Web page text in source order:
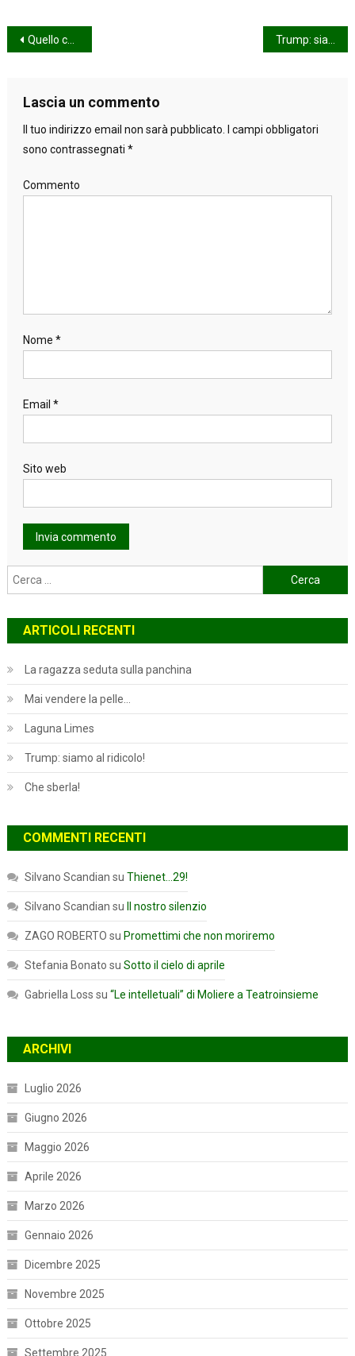
Navigazione
Quello che possiamp sapere
Lascia un commento
Il tuo indirizzo email non sarà pubblicato.
I campi obbligatori
sono contrassegnati *
Commento
Nome *
Email *
Sito web
Ricerca
per:
ARTICOLI RECENTI
La ragazza seduta sulla panchina
Mai vendere la pelle…
Laguna Limes
Trump: siamo al ridicolo!
Che sberla!
COMMENTI RECENTI
Silvano Scandian su Thienet…29!
Silvano Scandian su Il nostro silenzio
ZAGO ROBERTO su Promettimi che non moriremo
Stefania Bonato su Sotto il cielo di aprile
Gabriella Loss su “Le intelletuali” di Moliere a Teatroinsieme
ARCHIVI
Luglio 2026
Giugno 2026
Maggio 2026
Aprile 2026
Marzo 2026
Gennaio 2026
Dicembre 2025
Novembre 2025
Ottobre 2025
Settembre 2025